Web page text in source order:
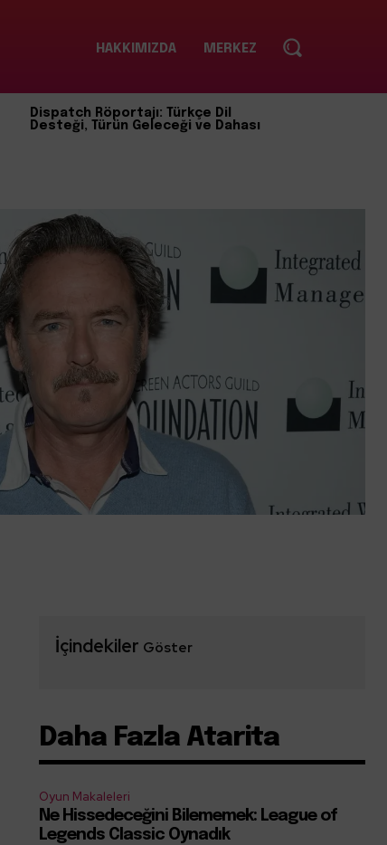
HAKKIMIZDA MERKEZ
Dispatch Röportajı: Türkçe Dil
Desteği, Türün Geleceği ve Dahası
İçindekiler Göster
Daha Fazla Atarita
Oyun Makaleleri
Ne Hissedeceğini Bilememek: League of
Legends Classic Oynadık